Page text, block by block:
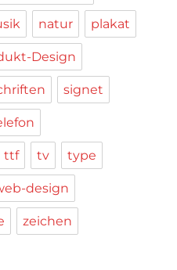
natur plakat
Design
signet
ttf tv type
design
zeichen